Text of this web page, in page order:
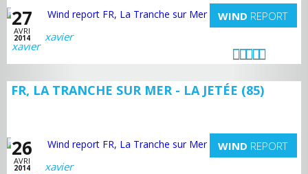
27
AVRI
2014
WIND REPORT
xavier
FR, LA TRANCHE SUR MER - LA JETÉE (85)
26
AVRI
2014
WIND REPORT
xavier